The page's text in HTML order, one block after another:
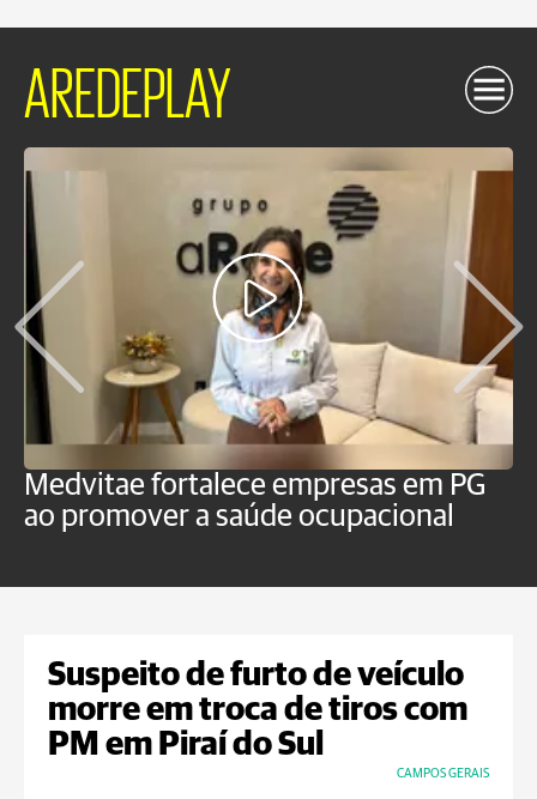
AREDEPLAY
Medvitae fortalece empresas em PG
ao promover a saúde ocupacional
Suspeito de furto de veículo
morre em troca de tiros com
PM em Piraí do Sul
CAMPOS GERAIS